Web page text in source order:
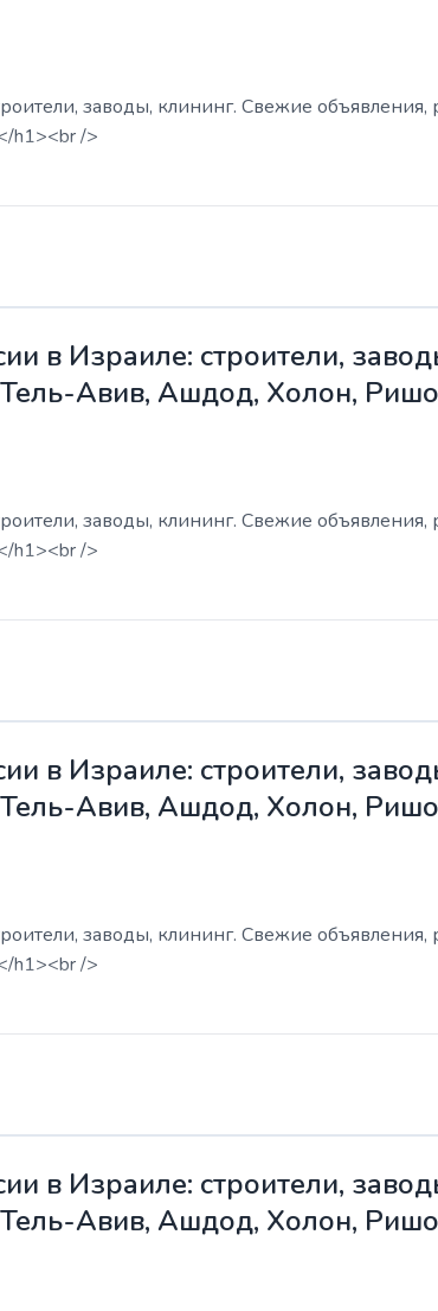
заводы, клининг. Свежие объявления,
h1><br />
в Израиле: строители,
Авив, Ашдод, Холон,
заводы, клининг. Свежие объявления,
h1><br />
в Израиле: строители,
Авив, Ашдод, Холон,
заводы, клининг. Свежие объявления,
h1><br />
в Израиле: строители,
Авив, Ашдод, Холон,